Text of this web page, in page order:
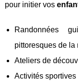
pour initier vos
Randonnées
pittoresques de la
Ateliers de
Activités